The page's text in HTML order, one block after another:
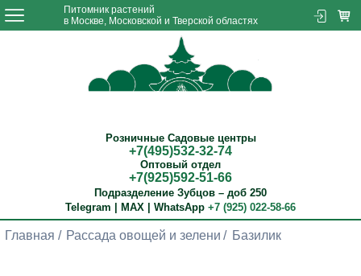
Питомник растений
в Москве, Московской и Тверской областях
Розничные Садовые центры
+7(495)532-32-74
Оптовый отдел
+7(925)592-51-66
Подразделение Зубцов – доб 250
Telegram | MAX | WhatsApp +7 (925) 022-58-66
Главная Рассада овощей и зелени Базилик